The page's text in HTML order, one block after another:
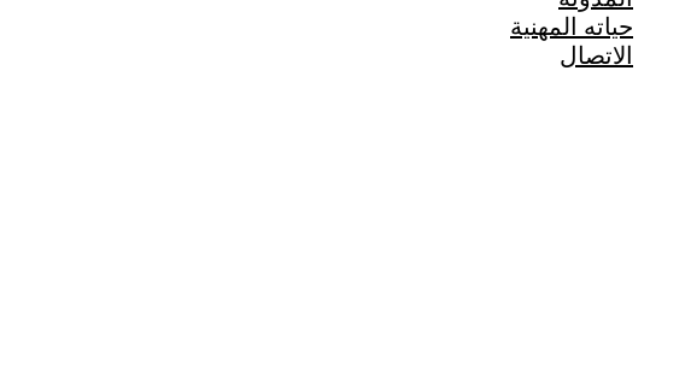
حياته المهنية
الاتصال